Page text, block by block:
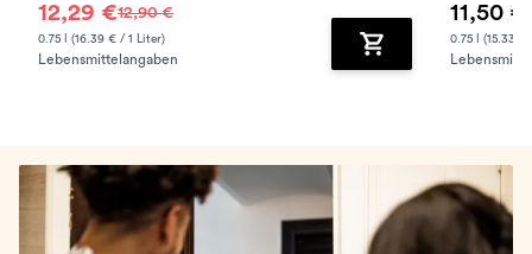
12,29 €12,90 €
0.75 l (16.39 € / 1 Liter)
Lebensmittelangaben Zum Warenkorb
11,50 €
0.75 l (15.33 €